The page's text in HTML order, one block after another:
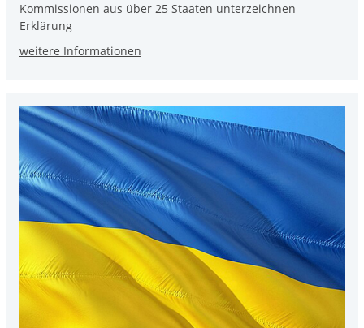
Kommissionen aus über 25 Staaten unterzeichnen
Erklärung
weitere Informationen